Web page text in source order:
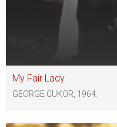
My Fair Lady
GEORGE CUKOR, 1964.